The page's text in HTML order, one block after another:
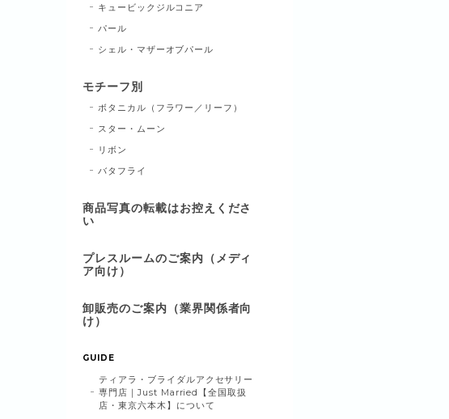
キュービックジルコニア
パール
シェル・マザーオブパール
モチーフ別
ボタニカル（フラワー／リーフ）
スター・ムーン
リボン
バタフライ
商品写真の転載はお控えくださ
い
プレスルームのご案内（メディ
ア向け）
卸販売のご案内（業界関係者向
け）
GUIDE
ティアラ・ブライダルアクセサリー
専門店｜Just Married【全国取扱
店・東京六本木】について